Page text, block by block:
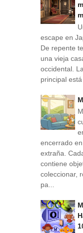
escape en
De repente
una vieja
occidental.
principal está
encerrado
extraña.
contiene
coleccionar,
pa...